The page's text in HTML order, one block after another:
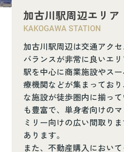
加古川駅周辺エリア
KAKOGAWA STATION
加古川駅周辺は交通アク
バランスが非常に良いエ
駅を中心に商業施設やス
療機関などが集まってお
な施設が徒歩圏内に揃っ
も豊富で、単身者向けの
ミリー向けの広い間取り
あります。
また、不動産購入におい